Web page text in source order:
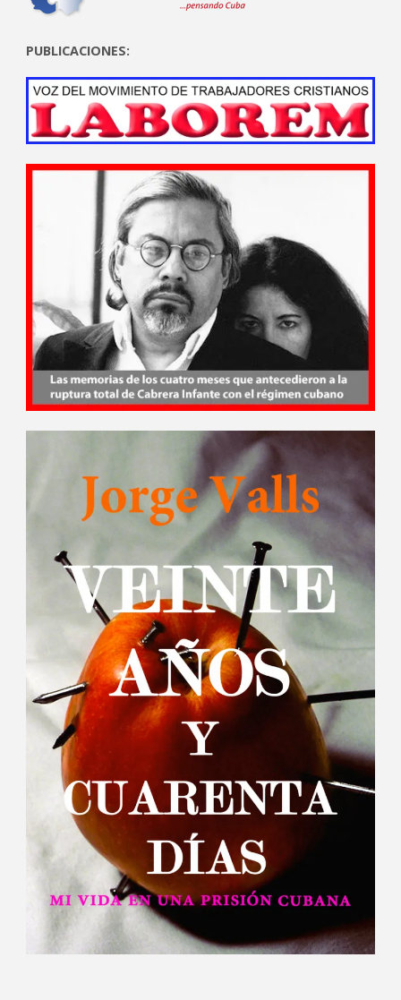
PUBLICACIONES: